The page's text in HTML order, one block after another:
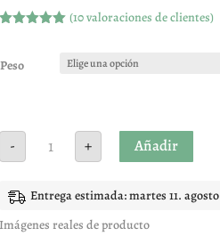
5 en base
a
(10valoraciones de clientes)
Peso
- lacasitos
cantidad
+ Añadir
Entrega estimada: martes 11. agosto
Imágenes reales de producto